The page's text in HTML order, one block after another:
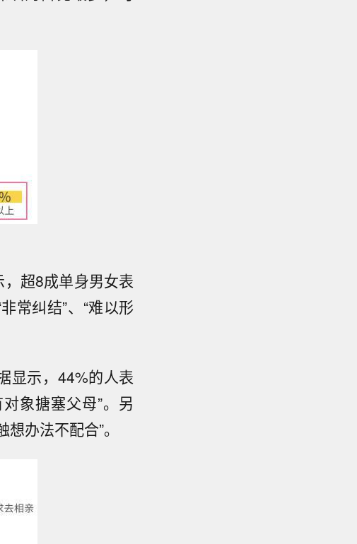
超8成单身男女表
常纠结”、“难以形
显示，44%的人表
象搪塞父母”。另
办法不配合”。